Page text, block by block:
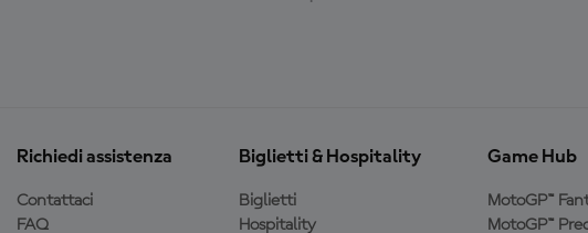
Richiedi assistenza
Contattaci
FAQ
Biglietti & Hospitality
Biglietti
Hospitality
Game Hub
MotoGP™
MotoGP™